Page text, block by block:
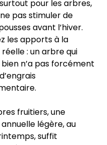
pour les arbres,
pas stimuler de
avant l’hiver.
les apports à la
: un arbre qui
n’a pas forcément
fruitiers, une
légère, au
suffit